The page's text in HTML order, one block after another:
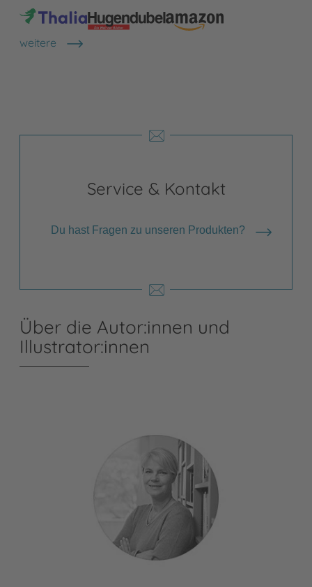
weitere
Shops anzeigen
Service & Kontakt
Du hast Fragen zu unseren Produkten?
Über die Autor:innen und
Illustrator:innen